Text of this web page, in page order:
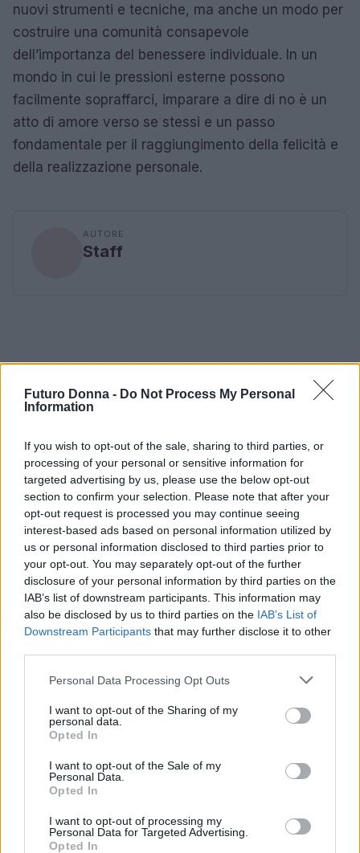
Futuro Donna - Do Not Process My Personal
Information
If you wish to opt-out of the sale, sharing to third parties, or
processing of your personal or sensitive information for
targeted advertising by us, please use the below opt-out
section to confirm your selection. Please note that after your
opt-out request is processed you may continue seeing
interest-based ads based on personal information utilized by
us or personal information disclosed to third parties prior to
your opt-out. You may separately opt-out of the further
disclosure of your personal information by third parties on the
IAB’s list of downstream participants. This information may
also be disclosed by us to third parties on the IAB’s List of
Downstream Participants that may further disclose it to other
Please note that this website/app uses one or more Google
not limited to your visit or usage behaviour. You may click to
grant or deny consent to Google and its third-party tags to
use your data for below specified purposes in below Google
consent section.
Personal Data Processing Opt Outs
I want to opt-out of the Sharing of my
personal data.
Opted In
I want to opt-out of the Sale of my
Personal Data.
Opted In
I want to opt-out of processing my
Personal Data for Targeted Advertising.
Opted In
nuovi strumenti e tecniche, ma anche un modo per
costruire una comunità consapevole
dell’importanza del benessere individuale. In un
mondo in cui le pressioni esterne possono
facilmente sopraffarci, imparare a dire di no è un
atto di amore verso se stessi e un passo
fondamentale per il raggiungimento della felicità e
della realizzazione personale.
AUTORE
Staff
PSICOLOGIA